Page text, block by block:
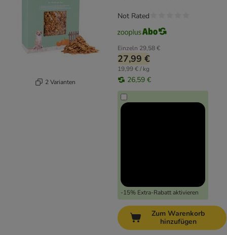
2 Varianten
Einzeln 29,58 €
27,99 €
19,99 € / kg
26,59 €
-15% Extra-Rabatt aktivieren
Not Rated
Zum Warenkorb
hinzufügen